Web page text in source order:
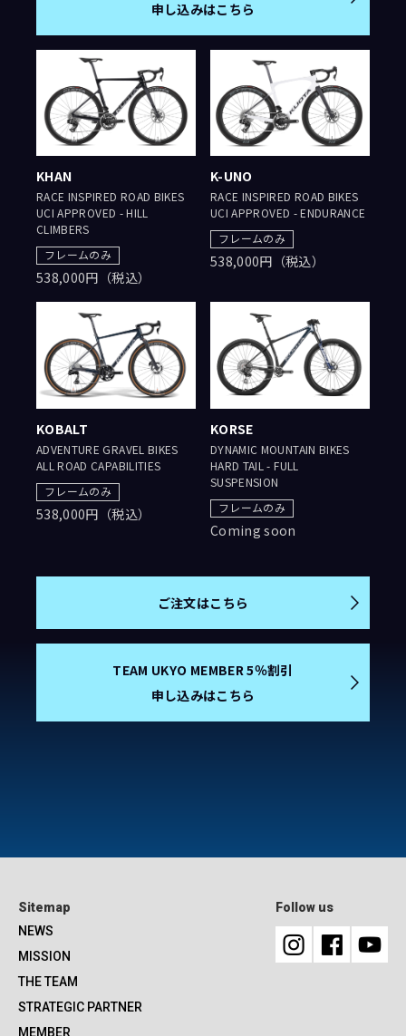
申し込みはこちら
KHAN
RACE INSPIRED ROAD BIKES
UCI APPROVED - HILL
CLIMBERS
フレームのみ
538,000円（税込）
K-UNO
RACE INSPIRED ROAD BIKES
UCI APPROVED - ENDURANCE
フレームのみ
538,000円（税込）
KOBALT
ADVENTURE GRAVEL BIKES
ALL ROAD CAPABILITIES
フレームのみ
538,000円（税込）
KORSE
DYNAMIC MOUNTAIN BIKES
HARD TAIL - FULL
SUSPENSION
フレームのみ
Coming soon
ご注文はこちら
TEAM UKYO MEMBER 5％割引
申し込みはこちら
Sitemap
NEWS
MISSION
THE TEAM
STRATEGIC PARTNER
MEMBER
Follow us